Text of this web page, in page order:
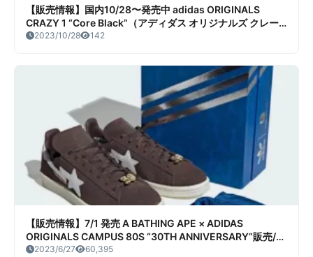
【販売情報】国内10/28〜発売中 adidas ORIGINALS
CRAZY 1 “Core Black”（アディダス オリジナルズ クレー
ジー 1 “コアブラック”） 販売/定価/店舗まとめ
2023/10/28 142
【販売情報】7/1 発売 A BATHING APE × ADIDAS
ORIGINALS CAMPUS 80S “30TH ANNIVERSARY”販売/定
価/販売店舗まとめ
2023/6/27 60,395